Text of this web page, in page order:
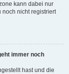
kann dabei nur
noch nicht registriert
immer noch
hast und die